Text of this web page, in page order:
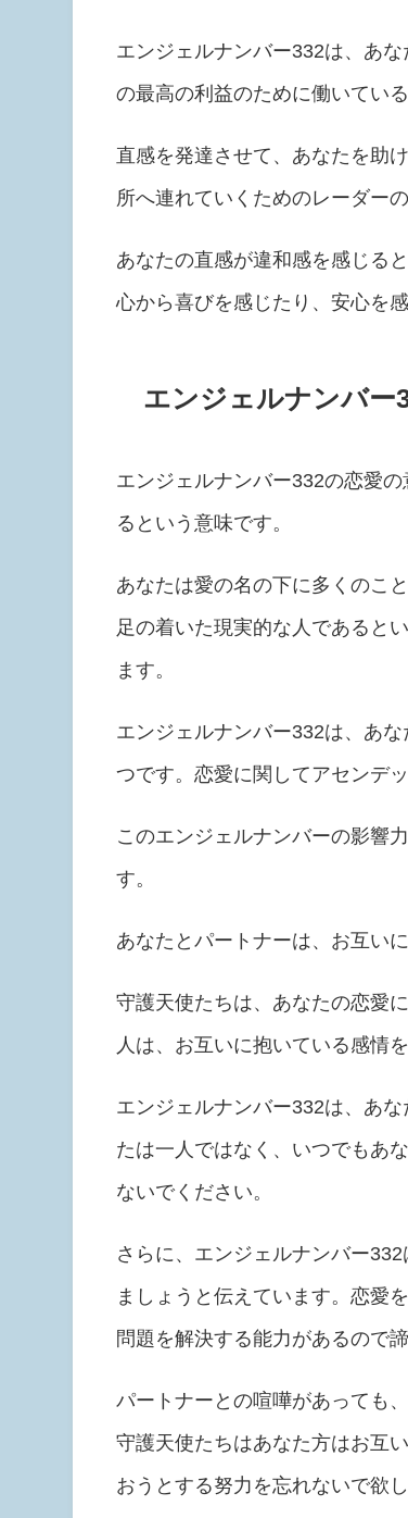
エンジェルナンバー332は、あ
の最高の利益のために働いてい
直感を発達させて、あなたを助
所へ連れていくためのレーダー
あなたの直感が違和感を感じる
心から喜びを感じたり、安心を
エンジェルナンバー
エンジェルナンバー332の恋愛
るという意味です。
あなたは愛の名の下に多くのこ
足の着いた現実的な人であると
ます。
エンジェルナンバー332は、あ
つです。恋愛に関してアセンデ
このエンジェルナンバーの影響
す。
あなたとパートナーは、お互い
守護天使たちは、あなたの恋愛
人は、お互いに抱いている感情
エンジェルナンバー332は、あ
たは一人ではなく、いつでもあ
ないでください。
さらに、エンジェルナンバー
ましょうと伝えています。恋愛
問題を解決する能力があるので
パートナーとの喧嘩があっても
守護天使たちはあなた方はお互
おうとする努力を忘れないで欲